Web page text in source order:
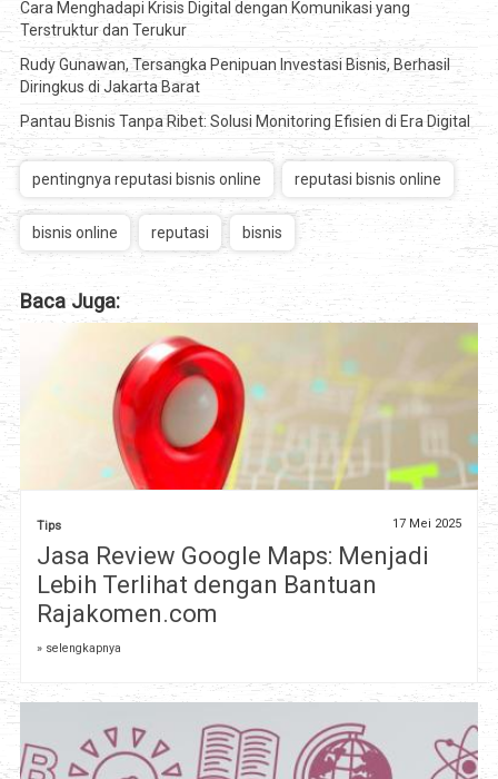
Cara Menghadapi Krisis Digital dengan Komunikasi yang
Terstruktur dan Terukur
Rudy Gunawan, Tersangka Penipuan Investasi Bisnis, Berhasil
Diringkus di Jakarta Barat
Pantau Bisnis Tanpa Ribet: Solusi Monitoring Efisien di Era Digital
pentingnya reputasi bisnis online reputasi bisnis online
bisnis online reputasi bisnis
Baca Juga:
Tips 17 Mei 2025
Jasa Review Google Maps: Menjadi
Lebih Terlihat dengan Bantuan
Rajakomen.com
» selengkapnya